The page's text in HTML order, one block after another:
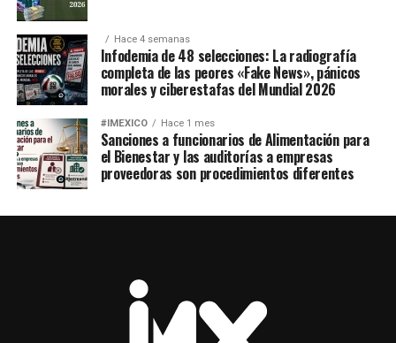
Hace 4 semanas
Infodemia de 48 selecciones: La radiografía
completa de las peores «Fake News», pánicos
morales y ciberestafas del Mundial 2026
#IMEXICO Hace 1 mes
Sanciones a funcionarios de Alimentación para
el Bienestar y las auditorías a empresas
proveedoras son procedimientos diferentes